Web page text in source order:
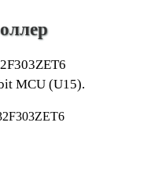
MCU (U15).